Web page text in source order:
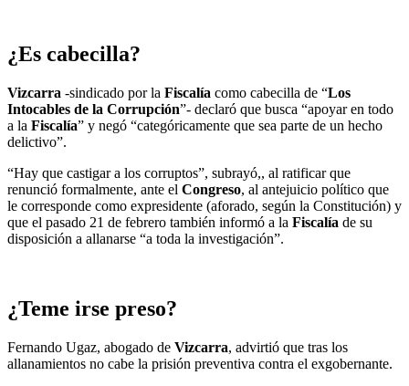
¿Es cabecilla?
Vizcarra -sindicado por la Fiscalía como cabecilla de “Los
Intocables de la Corrupción”- declaró que busca “apoyar en todo
a la Fiscalía” y negó “categóricamente que sea parte de un hecho
delictivo”.
“Hay que castigar a los corruptos”, subrayó,, al ratificar que
renunció formalmente, ante el Congreso, al antejuicio político que
le corresponde como expresidente (aforado, según la Constitución) y
que el pasado 21 de febrero también informó a la Fiscalía de su
disposición a allanarse “a toda la investigación”.
¿Teme irse preso?
Fernando Ugaz, abogado de Vizcarra, advirtió que tras los
allanamientos no cabe la prisión preventiva contra el exgobernante.